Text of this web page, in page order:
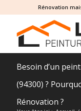
Rénovation
Besoin d’un
(94300) ?
Rénovation ?